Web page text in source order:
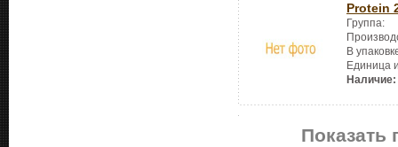
Protein
Группа:
В
Единица
Наличие:
Показать